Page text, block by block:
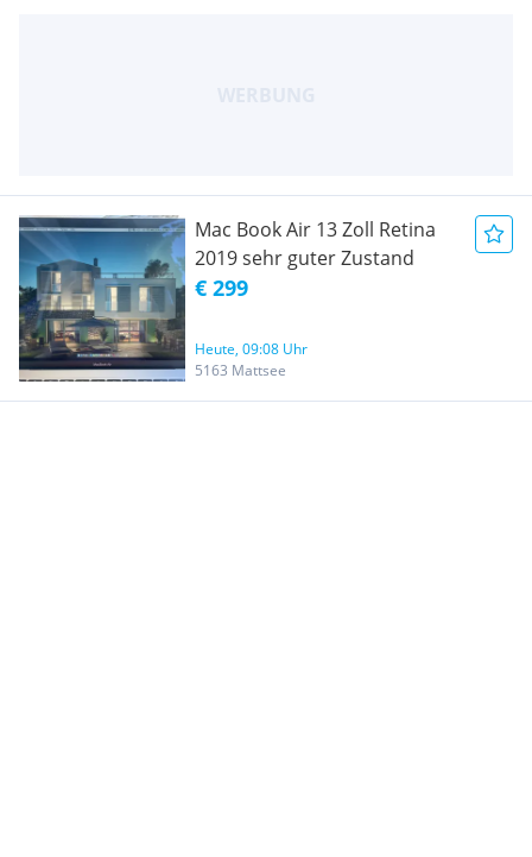
Mac Book Air 13 Zoll Retina
2019 sehr guter Zustand
€ 299
Heute, 09:08 Uhr
5163 Mattsee